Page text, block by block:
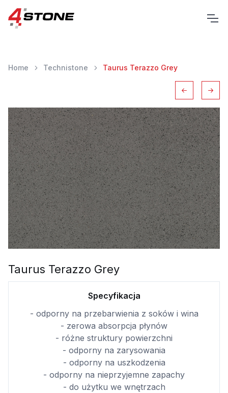
Home Technistone Taurus Terazzo Grey
Taurus Terazzo Grey
Specyfikacja
- odporny na przebarwienia z soków i wina
- zerowa absorpcja płynów
- różne struktury powierzchni
- odporny na zarysowania
- odporny na uszkodzenia
- odporny na nieprzyjemne zapachy
- do użytku we wnętrzach